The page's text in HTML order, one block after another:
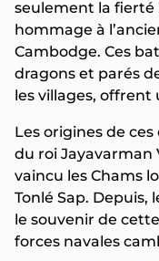
seulement la
hommage à
Cambodge. Ces
dragons et parés
les villages,
Les origines de
du roi Jayavarman
vaincu les Chams
Tonlé Sap. Depuis,
le souvenir de
forces navales